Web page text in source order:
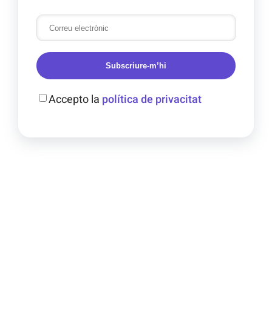
Subscriure-m’hi
Accepto la política de privacitat